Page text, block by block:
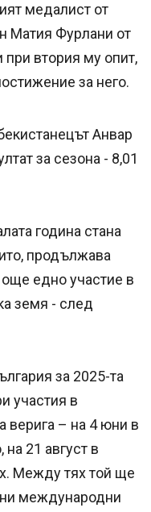
медалист от
Матия Фурлани от
при втория му опит,
за него.
Анвар
за сезона - 8,01
година стана
продължава
едно участие в
земя - след
за 2025-та
участия в
верига – на 4 юни в
21 август в
Между тях той ще
международни